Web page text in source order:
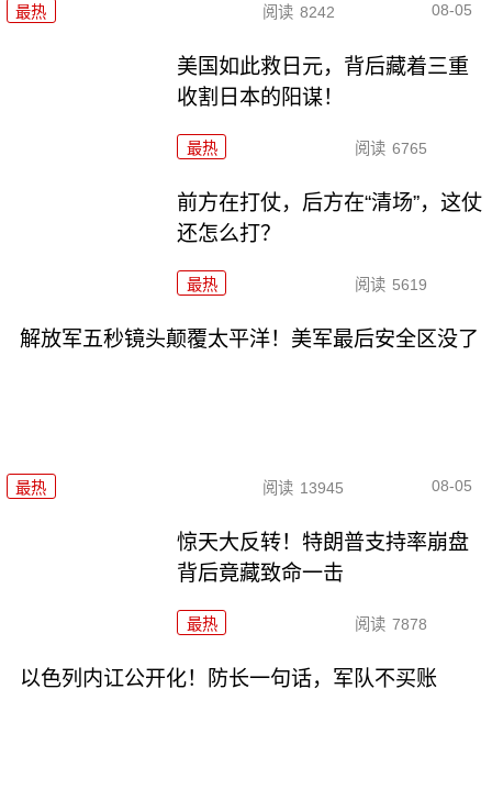
最热 阅读 8242 08-05
美国如此救日元，背后藏着三重
收割日本的阳谋！
最热 阅读 6765
前方在打仗，后方在“清场”，这仗
还怎么打？
最热 阅读 5619
解放军五秒镜头颠覆太平洋！美军最后安全区没了
最热 阅读 13945 08-05
惊天大反转！特朗普支持率崩盘
背后竟藏致命一击
最热 阅读 7878
以色列内讧公开化！防长一句话，军队不买账